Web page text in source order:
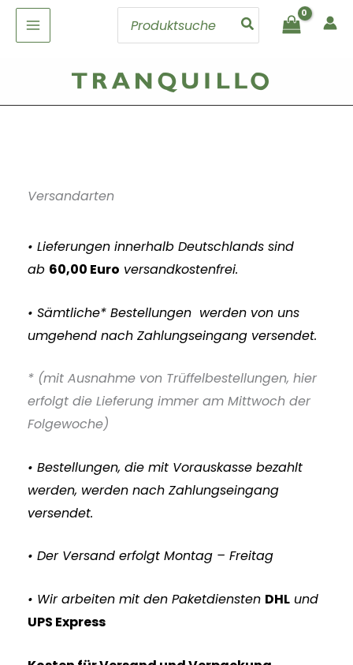
Inhalt
springen
Search
Versandarten
• Lieferungen innerhalb Deutschlands sind
ab 60,00 Euro versandkostenfrei.
• Sämtliche* Bestellungen werden von uns
umgehend nach Zahlungseingang versendet.
* (mit Ausnahme von Trüffelbestellungen, hier
erfolgt die Lieferung immer am Mittwoch der
Folgewoche)
• Bestellungen, die mit Vorauskasse bezahlt
werden, werden nach Zahlungseingang
versendet.
• Der Versand erfolgt Montag – Freitag
• Wir arbeiten mit den Paketdiensten DHL und
UPS Express